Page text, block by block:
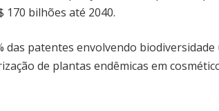
bilhões até 2040.
das patentes envolvendo
de plantas endêmicas em